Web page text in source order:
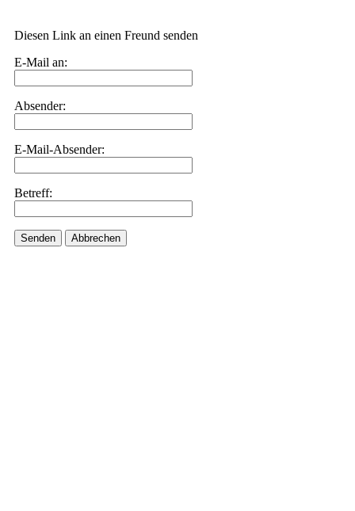
Diesen Link an einen Freund senden
E-Mail an:
Absender:
E-Mail-Absender:
Betreff:
Senden Abbrechen